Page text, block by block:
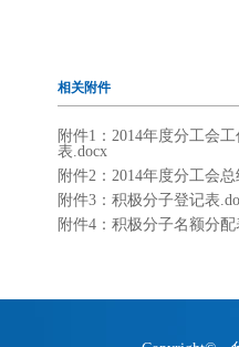
相关附件
附件1：2014年度分工会
表.docx
附件2：2014年度分工会
附件3：积极分子登记表
附件4：积极分子名额分配